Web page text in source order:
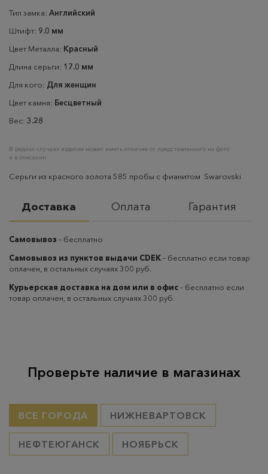
Тип замка: Английский
Штифт: 9.0 мм
Цвет Металла: Красный
Длина серьги: 17.0 мм
Для кого: Для женщин
Цвет камня: Бесцветный
Вес: 3.28
В редких случаях изделие может иметь отличие от представленного на фото
и в описании
Серьги из красного золота 585 пробы с фианитом Swarovski
Доставка Оплата Гарантия
Самовывоз – бесплатно
Самовывоз из пунктов выдачи CDEK– бесплатно если товар
оплачен, в остальных случаях 300 руб.
Курьерская доставка на дом или в офис– бесплатно если
товар оплачен, в остальных случаях 300 руб.
Проверьте наличие в магазинах
ВСЕ ГОРОДА НИЖНЕВАРТОВСК
НЕФТЕЮГАНСК НОЯБРЬСК